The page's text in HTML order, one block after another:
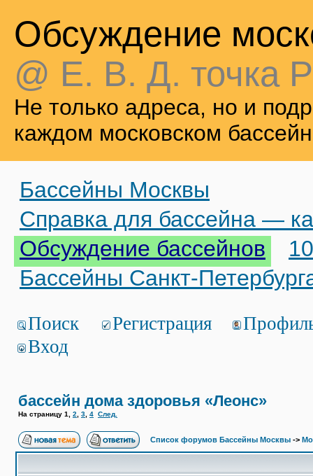
Обсуждение
@ Е. В. Д. точка
Не только адреса, но и
каждом московском
Бассейны Москвы
Справка для бассейна —
Обсуждение бассейнов
Бассейны Санкт-
Поиск Регистрация
Вход
бассейн дома здоровья «Леонс»
На страницу 1 2 3 4 След.
Список форумов Бассейны Москвы ->